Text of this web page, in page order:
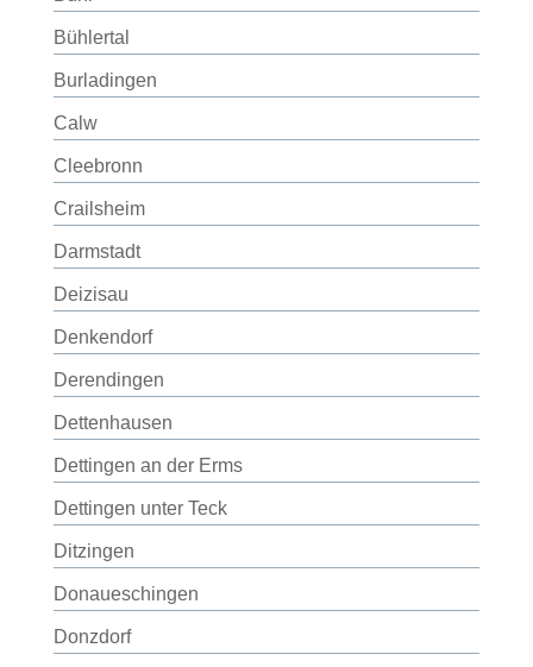
Bühlertal
Burladingen
Calw
Cleebronn
Crailsheim
Darmstadt
Deizisau
Denkendorf
Derendingen
Dettenhausen
Dettingen an der Erms
Dettingen unter Teck
Ditzingen
Donaueschingen
Donzdorf